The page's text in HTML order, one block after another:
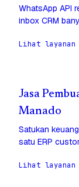
WhatsApp API
inbox CRM
Lihat layanan
Jasa
Manado
Satukan
satu ERP
Lihat layanan